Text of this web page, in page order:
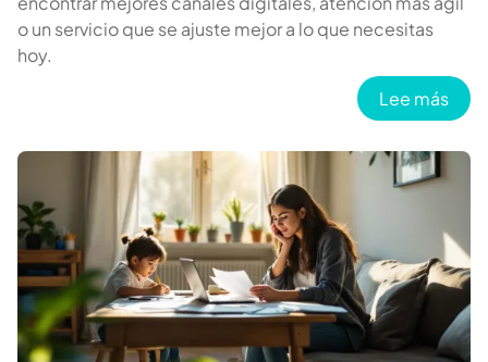
o un servicio que se ajuste mejor a lo que necesitas
hoy.
Lee más